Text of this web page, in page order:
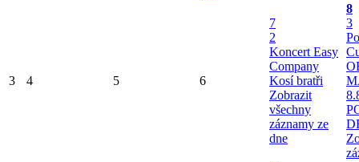
3 4 5 6
7
2
Koncert Easy
Company
Kosí bratři
Zobrazit
všechny
záznamy ze
dne
8
3